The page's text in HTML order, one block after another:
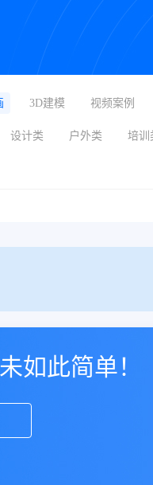
3D建模 视频案例
设计类 户外类 培训
如此简单！